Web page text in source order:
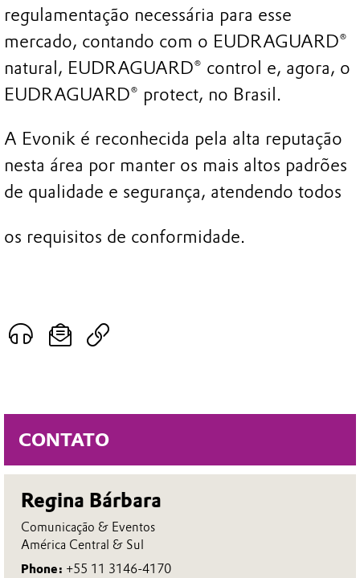
CONTATO
Regina Bárbara
Comunicação & Eventos
América Central & Sul
Phone: +55 11 3146-4170
regulamentação necessária para esse
mercado, contando com o EUDRAGUARD®
natural, EUDRAGUARD® control e, agora, o
EUDRAGUARD® protect, no Brasil.
A Evonik é reconhecida pela alta reputação
nesta área por manter os mais altos padrões
de qualidade e segurança, atendendo todos
os requisitos de conformidade.